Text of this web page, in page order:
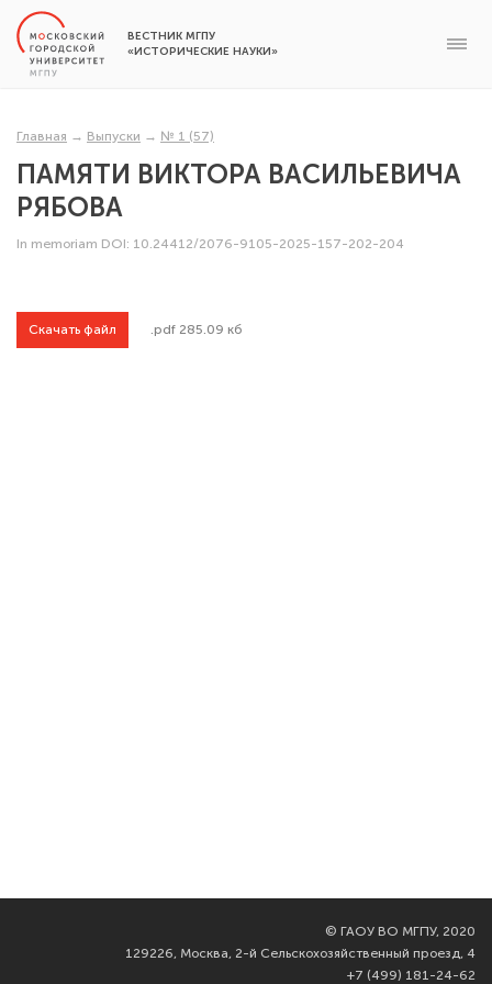
ВЕСТНИК МГПУ
«ИСТОРИЧЕСКИЕ НАУКИ»
Главная → Выпуски → № 1 (57)
ПАМЯТИ ВИКТОРА ВАСИЛЬЕВИЧА
РЯБОВА
In memoriam DOI: 10.24412/2076-9105-2025-157-202-204
Скачать файл .pdf 285.09 кб
© ГАОУ ВО МГПУ, 2020
129226, Москва, 2-й Сельскохозяйственный проезд, 4
+7 (499) 181-24-62